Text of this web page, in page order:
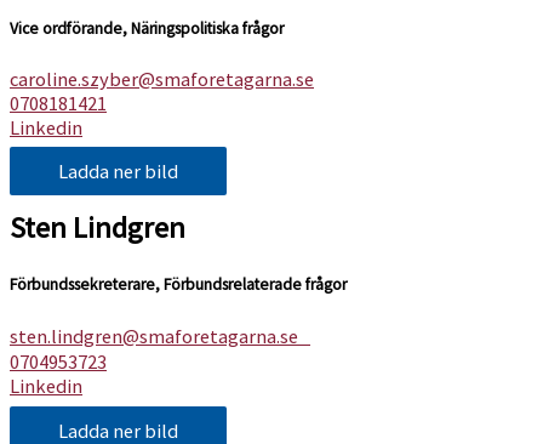
Vice ordförande, Näringspolitiska frågor
caroline.szyber@smaforetagarna.se
0708181421
Linkedin
Ladda ner bild
Sten Lindgren
Förbundssekreterare, Förbundsrelaterade frågor
sten.lindgren@smaforetagarna.se
0704953723
Linkedin
Ladda ner bild